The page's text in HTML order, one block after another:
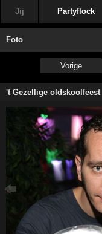
Jij Partyflock
Foto
Vorige
't Gezellige oldskoolfeest